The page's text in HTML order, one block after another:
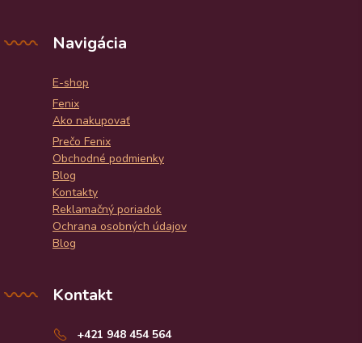
Navigácia
E-shop
Fenix
Ako nakupovať
Prečo Fenix
Obchodné podmienky
Blog
Kontakty
Reklamačný poriadok
Ochrana osobných údajov
Blog
Kontakt
+421 948 454 564